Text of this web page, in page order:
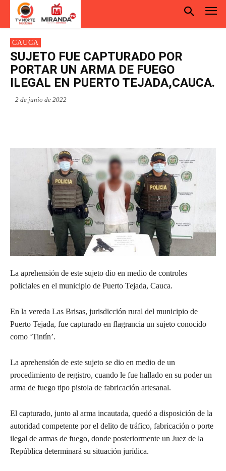
CAUCA
SUJETO FUE CAPTURADO POR
PORTAR UN ARMA DE FUEGO
ILEGAL EN PUERTO TEJADA,CAUCA.
2 de junio de 2022
La aprehensión de este sujeto dio en medio de controles
policiales en el municipio de Puerto Tejada, Cauca.
En la vereda Las Brisas, jurisdicción rural del municipio de
Puerto Tejada, fue capturado en flagrancia un sujeto conocido
como ‘Tintín’.
La aprehensión de este sujeto se dio en medio de un
procedimiento de registro, cuando le fue hallado en su poder un
arma de fuego tipo pistola de fabricación artesanal.
El capturado, junto al arma incautada, quedó a disposición de la
autoridad competente por el delito de tráfico, fabricación o porte
ilegal de armas de fuego, donde posteriormente un Juez de la
República determinará su situación jurídica.